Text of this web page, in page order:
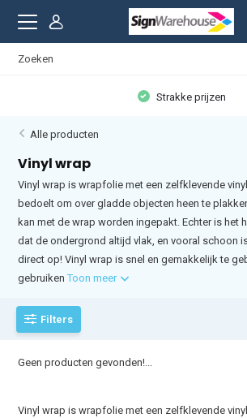
Strakke prijzen
Alle producten
Vinyl wrap
Vinyl wrap is wrapfolie met een zelfklevende
bedoelt om over gladde objecten heen te
kan met de wrap worden ingepakt. Echter is het
dat de ondergrond altijd vlak, en vooral schoon
direct op! Vinyl wrap is snel en gemakkelijk te
gebruikenToon meer
Filters
Geen producten gevonden!...
Vinyl wrap is wrapfolie met een zelfklevende